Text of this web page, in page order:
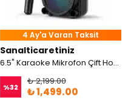
4 Ay'a Varan Taksit
Sanalticaretiniz
6.5" Karaoke Mikrofon Çift Hoparlör Speaker
%32
₺ 2,199.00
₺ 1,499.00